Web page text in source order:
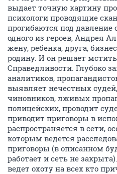
выдает точную картину
психологи проводящие
прогибаются под давление
одного из героев, Андрея
жену, ребенка, друга,
родину. И он решает
Справедливости. Глубоко
аналитиков,
выявляет нечестных
чиновников, лживых
полицейских, проводит
приводит приговоры в
распространяется в сети,
которым ведется
приговоры (в описанном
работает и сеть не
ведет охоту на всех кто